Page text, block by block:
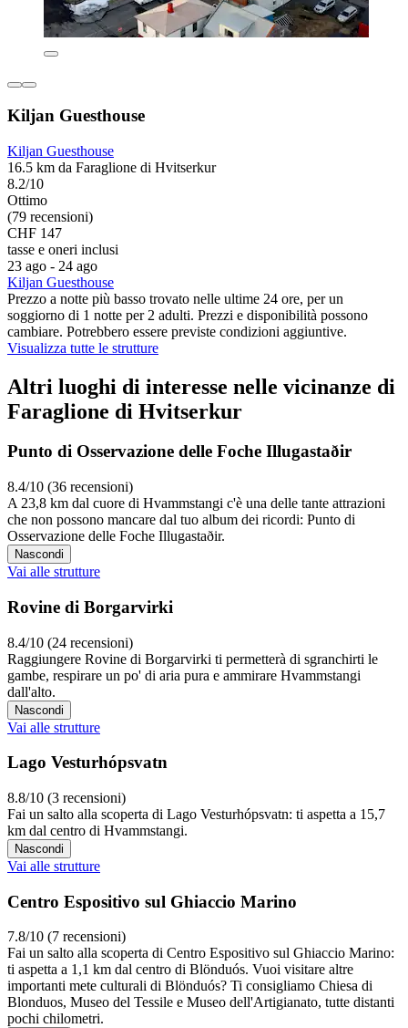
Kiljan Guesthouse
Kiljan Guesthouse
16.5 km da Faraglione di Hvitserkur
8.2/10
Ottimo
(79 recensioni)
CHF 147
tasse e oneri inclusi
23 ago - 24 ago
Kiljan Guesthouse
Prezzo a notte più basso trovato nelle ultime 24 ore, per un
soggiorno di 1 notte per 2 adulti. Prezzi e disponibilità possono
cambiare. Potrebbero essere previste condizioni aggiuntive.
Visualizza tutte le strutture
Altri luoghi di interesse nelle vicinanze di
Faraglione di Hvitserkur
Punto di Osservazione delle Foche Illugastaðir
8.4/10 (36 recensioni)
A 23,8 km dal cuore di Hvammstangi c'è una delle tante attrazioni
che non possono mancare dal tuo album dei ricordi: Punto di
Osservazione delle Foche Illugastaðir.
Nascondi
Vai alle strutture
Rovine di Borgarvirki
8.4/10 (24 recensioni)
Raggiungere Rovine di Borgarvirki ti permetterà di sgranchirti le
gambe, respirare un po' di aria pura e ammirare Hvammstangi
dall'alto.
Nascondi
Vai alle strutture
Lago Vesturhópsvatn
8.8/10 (3 recensioni)
Fai un salto alla scoperta di Lago Vesturhópsvatn: ti aspetta a 15,7
km dal centro di Hvammstangi.
Nascondi
Vai alle strutture
Centro Espositivo sul Ghiaccio Marino
7.8/10 (7 recensioni)
Fai un salto alla scoperta di Centro Espositivo sul Ghiaccio Marino:
ti aspetta a 1,1 km dal centro di Blönduós. Vuoi visitare altre
importanti mete culturali di Blönduós? Ti consigliamo Chiesa di
Blonduos, Museo del Tessile e Museo dell'Artigianato, tutte distanti
pochi chilometri.